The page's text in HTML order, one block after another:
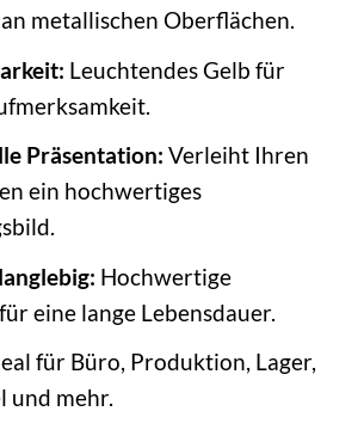
metallischen Oberflächen.
Leuchtendes Gelb für
Präsentation: Verleiht Ihren
ein hochwertiges
Hochwertige
eine lange Lebensdauer.
für Büro, Produktion, Lager,
und mehr.